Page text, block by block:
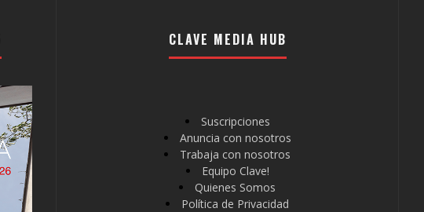
CLAVE MEDIA HUB
Suscripciones
Anuncia con nosotros
Trabaja con nosotros
Equipo Clave!
Quienes Somos
Política de Privacidad